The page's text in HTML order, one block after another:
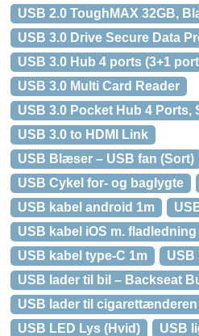
USB 2.0 ToughMAX 32GB,
USB 3.0 Drive Secure Data
USB 3.0 Hub 4 ports (3+1
USB 3.0 Multi Card Reader
USB 3.0 Pocket Hub 4 Ports,
USB 3.0 to HDMI Link
USB Blæser – USB fan (Sort)
USB Cykel for- og baglygte
USB kabel android 1m
USB kabel iOS m. fladledning
USB kabel type-C 1m
USB
USB lader til bil – Backseat
USB lader til cigarettænderen
USB LED Lys (Hvid)
USB